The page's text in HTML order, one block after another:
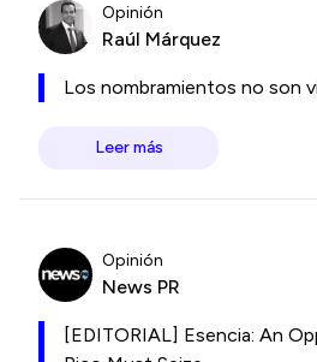
Opinión
Raúl Márquez
Los nombramientos no son
Leer más
Opinión
News PR
[EDITORIAL] Esencia: An